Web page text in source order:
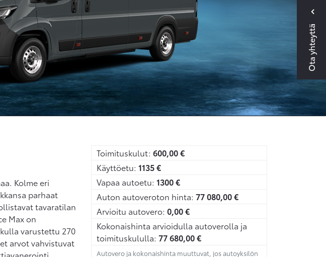
Ota yhteyttä
Kolme eri
parhaat
tavaratilan
Max on
varustettu 270
arvot vahvistuvat
Toimituskulut: 600,00€
Käyttöetu: 1135€
Vapaa autoetu: 1300€
Auton autoveroton hinta: 77 080,00€
Arvioitu autovero: 0,00€
Kokonaishinta arvioidulla autoverolla ja
toimituskululla: 77 680,00€
Autovero ja kokonaishinta muuttuvat, jos autoyksilön